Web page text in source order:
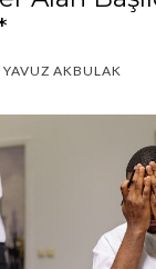
YAVUZ AKBULAK